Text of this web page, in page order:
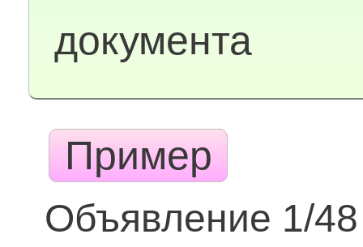
документа
Пример
Объявление 1/48